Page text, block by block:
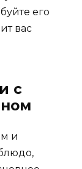
его
вас
с
и